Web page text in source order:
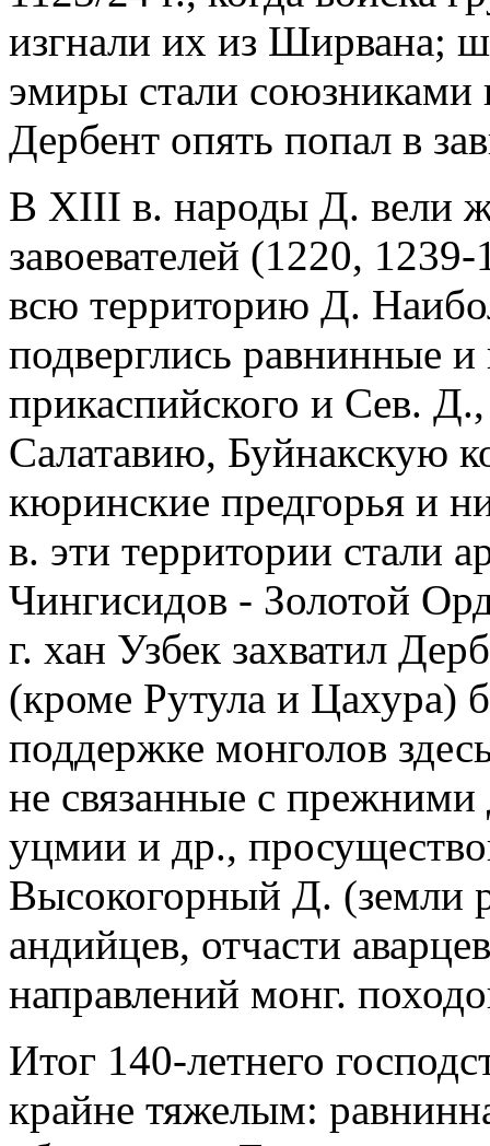
изгнали их из Ширвана;
эмиры стали союзниками
Дербент опять попал в
В XIII в. народы Д. вели
завоевателей (1220,
всю территорию Д.
подверглись равнинные
прикаспийского и Сев.
Салатавию, Буйнакскую
кюринские предгорья и
в. эти территории стали
Чингисидов - Золотой
г. хан Узбек захватил
(кроме Рутула и
поддержке монголов
не связанные с
уцмии и др.,
Высокогорный Д. (земли
андийцев, отчасти
направлений монг.
Итог 140-летнего
крайне тяжелым: